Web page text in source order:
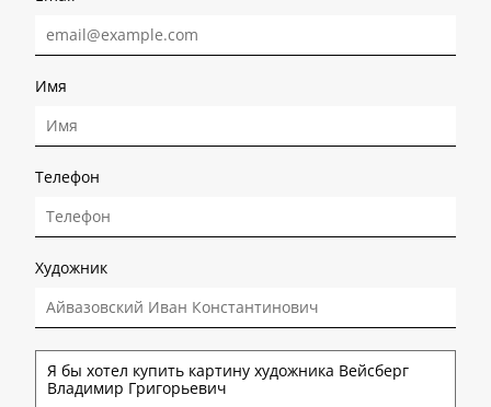
Имя
Телефон
Художник